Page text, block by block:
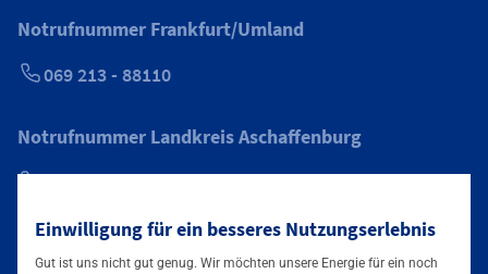
Einwilligung für ein besseres Nutzungserlebnis
Gut ist uns nicht gut genug. Wir möchten unsere Energie für ein noch
Notrufnummer Frankfurt/Umland
069 213 - 88110
Notrufnummer Landkreis Aschaffenburg
0800 6246773